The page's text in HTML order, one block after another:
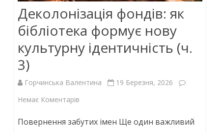
Деколонізація фондів: як
бібліотека формує нову
культурну ідентичність (ч.
3)
Горчинська Валентина
19 Березня, 2026
Немає Коментарів
Повернення забутих імен Ще один важливий